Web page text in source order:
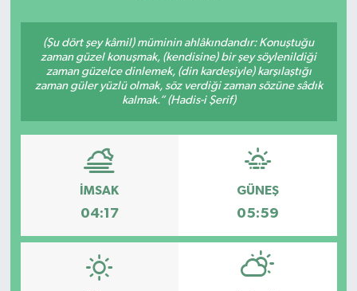
(Şu dört şey kâmil) müminin ahlâkındandır: Konuştuğu
zaman güzel konuşmak, (kendisine) bir şey söylenildiği
zaman güzelce dinlemek, (din kardeşiyle) karşılaştığı
zaman güler yüzlü olmak, söz verdiği zaman sözüne sâdık
kalmak.” (Hadis-i Şerif)
İMSAK
04:17
GÜNEŞ
05:59